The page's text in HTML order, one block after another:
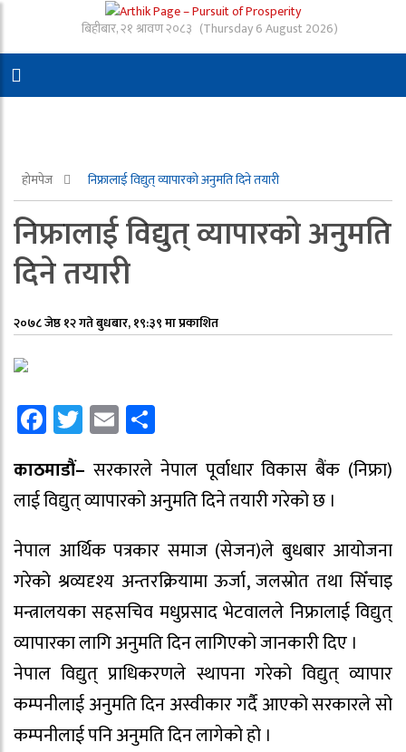
बिहीबार, २१ श्रावण २०८३ (Thursday 6 August 2026)
होमपेज निफ्रालाई विद्युत् व्यापारको अनुमति दिने तयारी
निफ्रालाई विद्युत् व्यापारको अनुमति
दिने तयारी
२०७८ जेष्ठ १२ गते बुधबार, १९:३९ मा प्रकाशित
Facebook
Twitter
Email
काठमाडौं– सरकारले नेपाल पूर्वाधार विकास बैंक (निफ्रा)
लाई विद्युत् व्यापारको अनुमति दिने तयारी गरेको छ ।
नेपाल आर्थिक पत्रकार समाज (सेजन)ले बुधबार आयोजना
गरेको श्रव्यदृश्य अन्तरक्रियामा ऊर्जा, जलस्रोत तथा सिँचाइ
मन्त्रालयका सहसचिव मधुप्रसाद भेटवालले निफ्रालाई विद्युत्
व्यापारका लागि अनुमति दिन लागिएको जानकारी दिए ।
नेपाल विद्युत् प्राधिकरणले स्थापना गरेको विद्युत् व्यापार
कम्पनीलाई अनुमति दिन अस्वीकार गर्दै आएको सरकारले सो
कम्पनीलाई पनि अनुमति दिन लागेको हो ।